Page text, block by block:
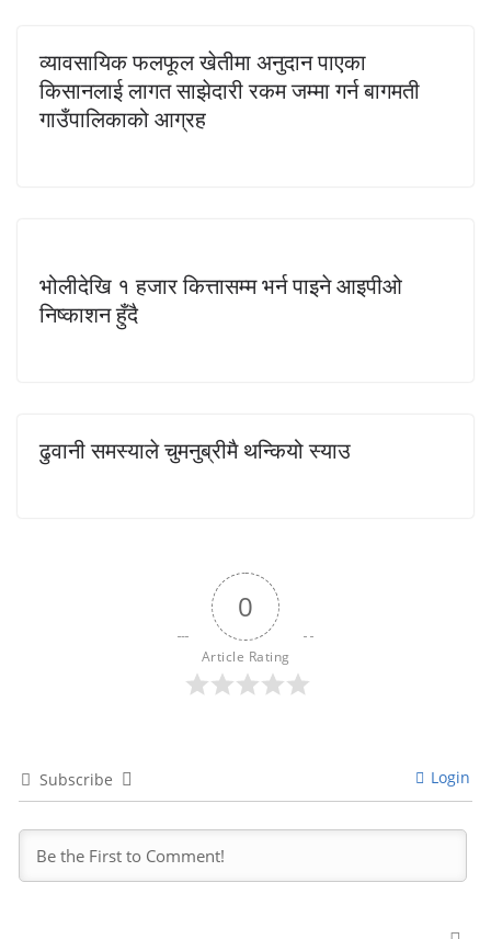
व्यावसायिक फलफूल खेतीमा अनुदान पाएका
किसानलाई लागत साझेदारी रकम जम्मा गर्न बागमती
गाउँपालिकाको आग्रह
भोलीदेखि १ हजार कित्तासम्म भर्न पाइने आइपीओ
निष्काशन हुँदै
ढुवानी समस्याले चुमनुब्रीमै थन्कियो स्याउ
0
Article Rating
Subscribe Login